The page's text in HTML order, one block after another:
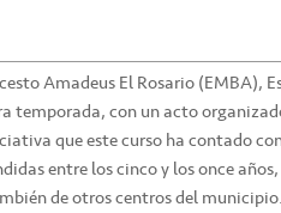
Amadeus El Rosario (EMBA),
temporada, con un acto
que este curso ha contado
entre los cinco y los once
de otros centros del municipio.